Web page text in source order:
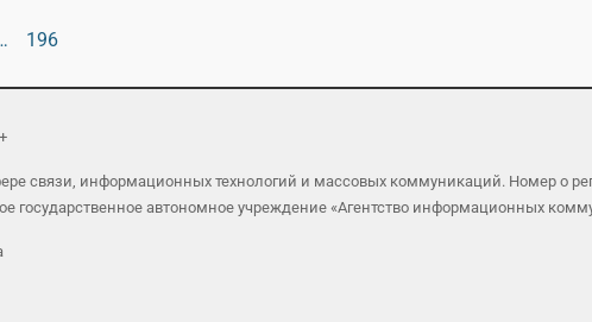
196
связи, информационных технологий и массовых коммуникаций. Номер о
государственное автономное учреждение «Агентство информационных